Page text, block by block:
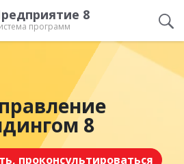
8
программ
8
проконсультироваться